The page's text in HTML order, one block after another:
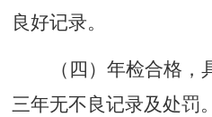
良好记录。
（四）年检合格
三年无不良记录及处罚。